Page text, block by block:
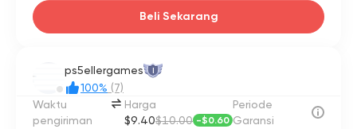
Beli Sekarang
ps5ellergames I
100% (7)
Waktu
pengiriman
Periode
Garansi
Harga
$9.40$10.00 -$0.60